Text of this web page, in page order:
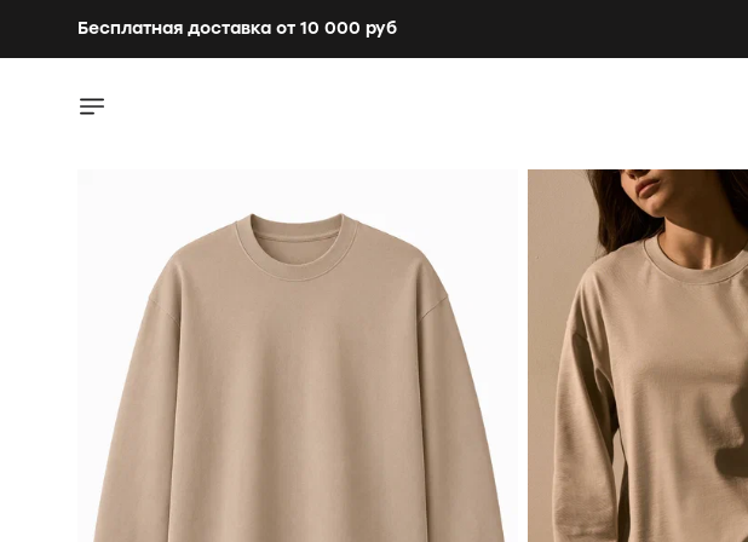
Бесплатная доставка от 10 000 руб